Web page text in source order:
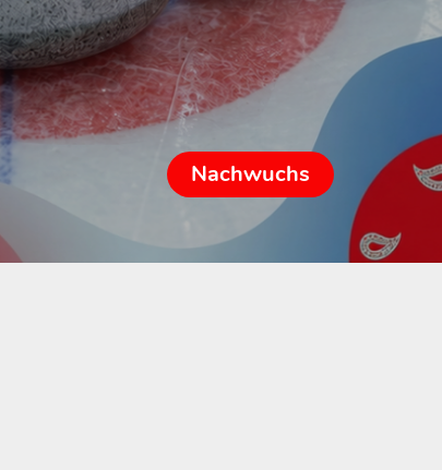
Nachwuchs